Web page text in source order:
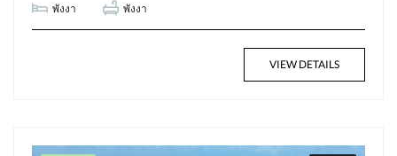
พังงา พังงา
VIEW DETAILS